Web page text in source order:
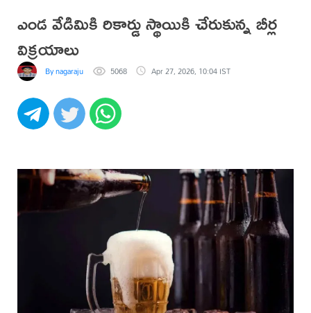
ఎండ వేడిమికి రికార్డు స్థాయికి చేరుకున్న బీర్ల
విక్రయాలు
By nagaraju 5068 Apr 27, 2026, 10:04 IST